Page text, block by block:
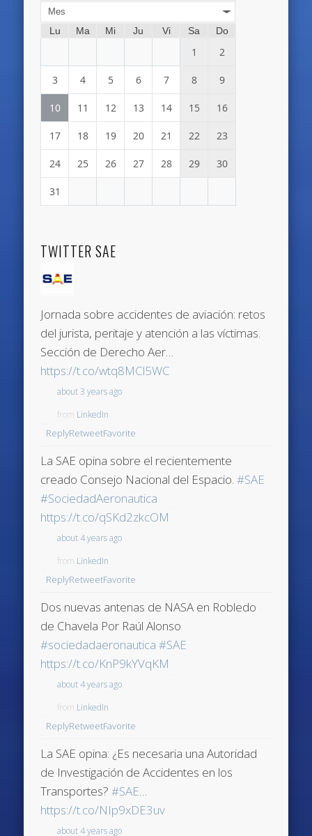
Mes
Lu Ma Mi Ju Vi Sa Do
1 2
3 4 5 6 7 8 9
10 11 12 13 14 15 16
17 18 19 20 21 22 23
24 25 26 27 28 29 30
31
TWITTER SAE
Jornada sobre accidentes de aviación: retos
del jurista, peritaje y atención a las víctimas.
Sección de Derecho Aer…
https://t.co/wtq8MCl5WC
about 3 years ago
from LinkedIn
ReplyRetweetFavorite
La SAE opina sobre el recientemente
creado Consejo Nacional del Espacio.#SAE
#SociedadAeronautica
https://t.co/qSKd2zkcOM
about 4 years ago
from LinkedIn
ReplyRetweetFavorite
Dos nuevas antenas de NASA en Robledo
de Chavela Por Raúl Alonso
#sociedadaeronautica #SAE
https://t.co/KnP9kYVqKM
about 4 years ago
from LinkedIn
ReplyRetweetFavorite
La SAE opina: ¿Es necesaria una Autoridad
de Investigación de Accidentes en los
Transportes?#SAE…
https://t.co/NIp9xDE3uv
about 4 years ago